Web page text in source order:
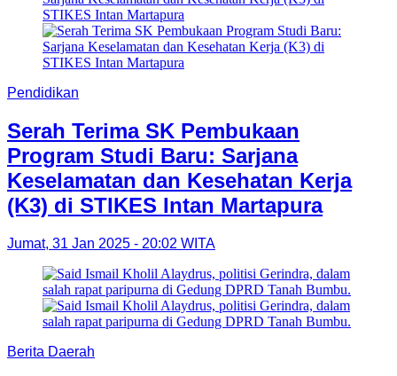
Pendidikan
Serah Terima SK Pembukaan
Program Studi Baru: Sarjana
Keselamatan dan Kesehatan Kerja
(K3) di STIKES Intan Martapura
Jumat, 31 Jan 2025 - 20:02 WITA
Berita Daerah